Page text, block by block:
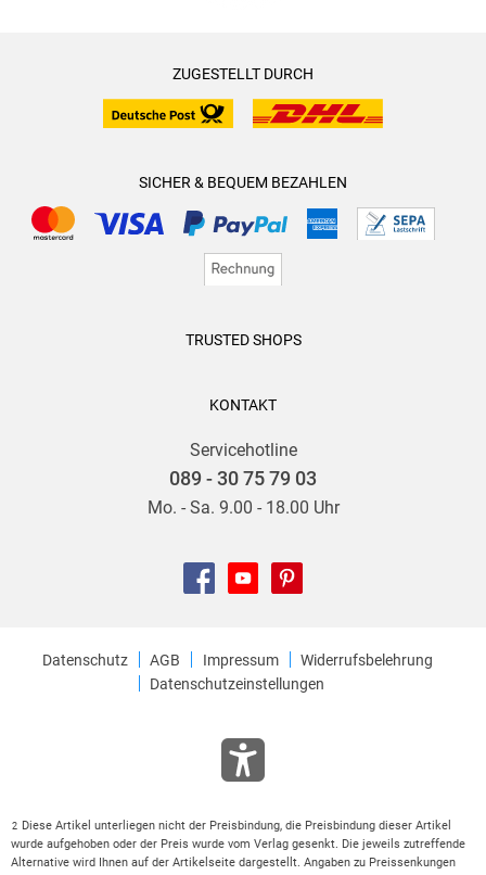
ZUGESTELLT DURCH
SICHER & BEQUEM BEZAHLEN
TRUSTED SHOPS
KONTAKT
Servicehotline
089 - 30 75 79 03
Mo. - Sa. 9.00 - 18.00 Uhr
Datenschutz AGB Impressum
Widerrufsbelehrung
Datenschutzeinstellungen
2 Diese Artikel unterliegen nicht der Preisbindung, die Preisbindung dieser Artikel
wurde aufgehoben oder der Preis wurde vom Verlag gesenkt. Die jeweils zutreffende
Alternative wird Ihnen auf der Artikelseite dargestellt. Angaben zu Preissenkungen